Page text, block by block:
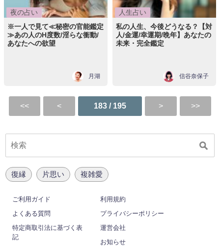
夜の占い
※一人で見て≪秘密の官能鑑定
≫あの人のH度数/淫らな衝動/
あなたへの欲望
月湖
人生占い
私の人生、今後どうなる？【対
人/金運/幸運期/晩年】あなたの
未来・完全鑑定
信谷奈保子
183 / 195
復縁 片思い 複雑愛
ご利用ガイド
利用規約
よくある質問
プライバシーポリシー
特定商取引法に基づく表
記
運営会社
お知らせ